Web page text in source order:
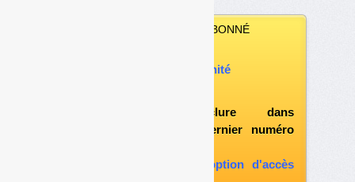
VOUS N’ÊTES PAS ABONNÉ
acheter ce numéro à l’unité
possibilité d'inclure dans
l'abonnement le dernier numéro
vous abonner avec l'option d'accès